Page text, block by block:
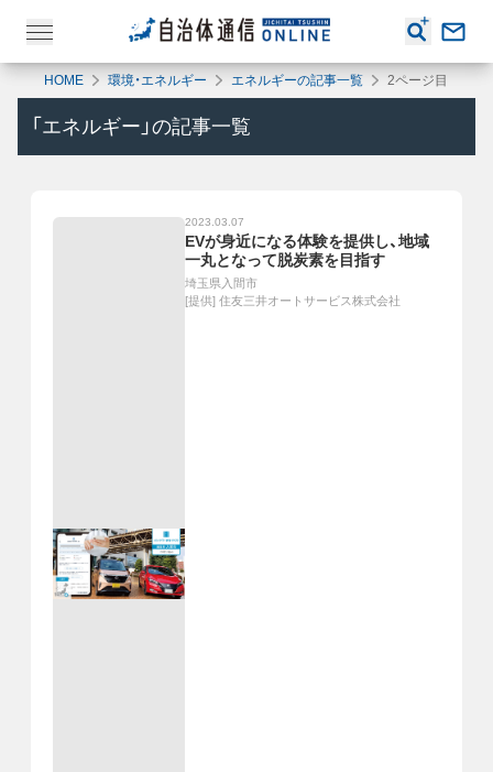
HOME 環境・エネルギー エネルギーの記事一覧 2ページ目
「 エネルギー 」の記事一覧
2023.03.07
EVが身近になる体験を提供し、地域
一丸となって脱炭素を目指す
埼玉県入間市
[提供] 住友三井オートサービス株式会社